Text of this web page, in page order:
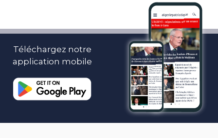
Téléchargez notre
application mobile